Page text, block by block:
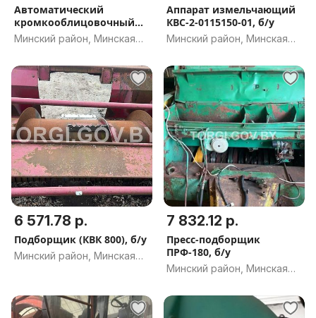
Автоматический
кромкооблицовочный
станок
Минский район, Минская
Аппарат измельчающий
КВС-2-0115150-01, б/у
Минский район, Минская
6 571.78 р.
Подборщик (КВК 800), б/у
Минский район, Минская
7 832.12 р.
Пресс-подборщик
ПРФ-180, б/у
Минский район, Минская